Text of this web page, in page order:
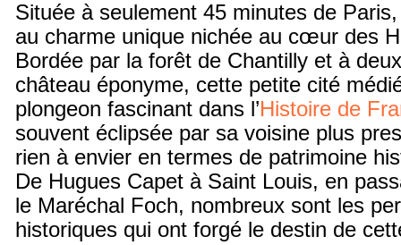
Située à seulement 45 minutes de
au charme unique nichée au cœur des
Bordée par la forêt de Chantilly et à
château éponyme, cette petite cité
plongeon fascinant dans l’Histoire de
souvent éclipsée par sa voisine plus
rien à envier en termes de patrimoine
De Hugues Capet à Saint Louis, en
le Maréchal Foch, nombreux sont les
historiques qui ont forgé le destin de